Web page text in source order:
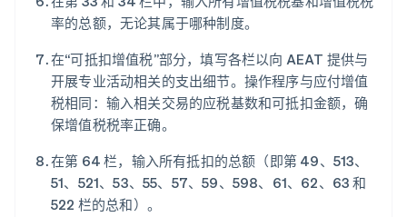
率的总额，无论其属于哪种制度。
在“可抵扣增值税”部分，填写各栏以向 AEAT 提供与
开展专业活动相关的支出细节。操作程序与应付增值
税相同：输入相关交易的应税基数和可抵扣金额，确
保增值税税率正确。
在第 64 栏，输入所有抵扣的总额（即第 49、513、
51、521、53、55、57、59、598、61、62、63 和
522 栏的总和）。